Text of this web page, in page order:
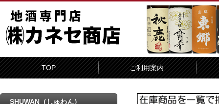
TOP ご利用案内
SHUWAN（しゅわん）